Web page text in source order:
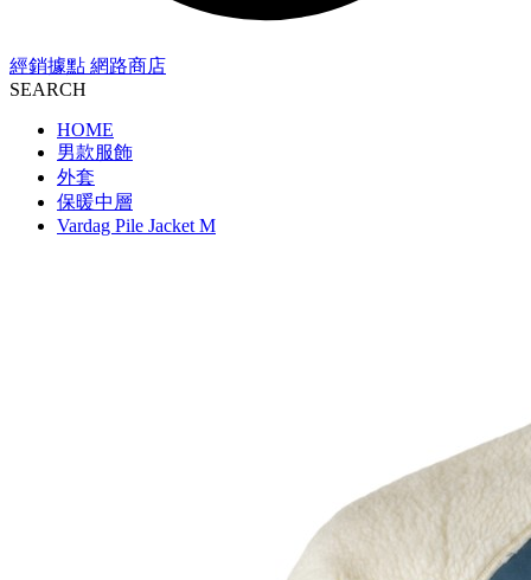
經銷據點 網路商店
SEARCH
HOME
男款服飾
外套
保暖中層
Vardag Pile Jacket M